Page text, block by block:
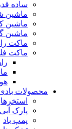
ساده
ماشین
ماشین
ماشین
ماکت
ماکت
محصولات بادی
استخرها
پارک آبی
پمپ باد